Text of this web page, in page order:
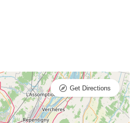
Get Directions